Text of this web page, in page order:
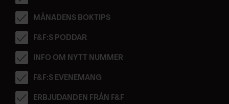
MÅNADENS BOKTIPS
F&F:S PODDAR
INFO OM NYTT NUMMER
F&F:S EVENEMANG
ERBJUDANDEN FRÅN F&F